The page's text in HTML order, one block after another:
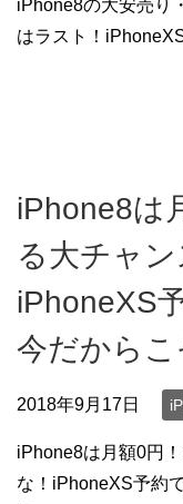
iPhone8の大安売り
はラスト！
iPhone8は
る大チャン
iPhoneXS
今だからこ
2018年9月17日
iPhone8は月額0円
な！iPhoneXS予約